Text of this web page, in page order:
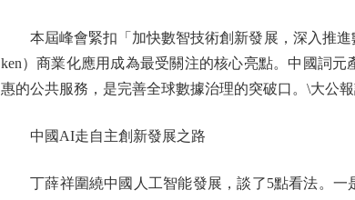
本屆峰會緊扣「加快數智技術創新發展，深入推進
ken）商業化應用成為最受關注的核心亮點。中國詞
惠的公共服務，是完善全球數據治理的突破口。\大公
中國AI走自主創新發展之路
丁薛祥圍繞中國人工智能發展，談了5點看法。一